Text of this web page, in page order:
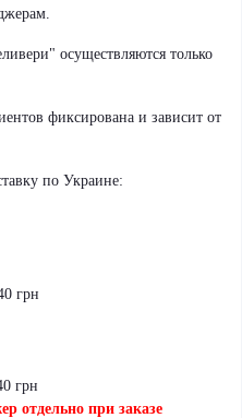
осуществляются только
фиксирована и зависит от
по Украине:
грн
грн
отдельно при заказе